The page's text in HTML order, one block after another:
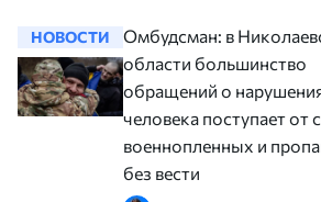
НОВОСТИ
Омбудсман: в
области большинство
обращений о
человека поступает от
военнопленных и
без вести